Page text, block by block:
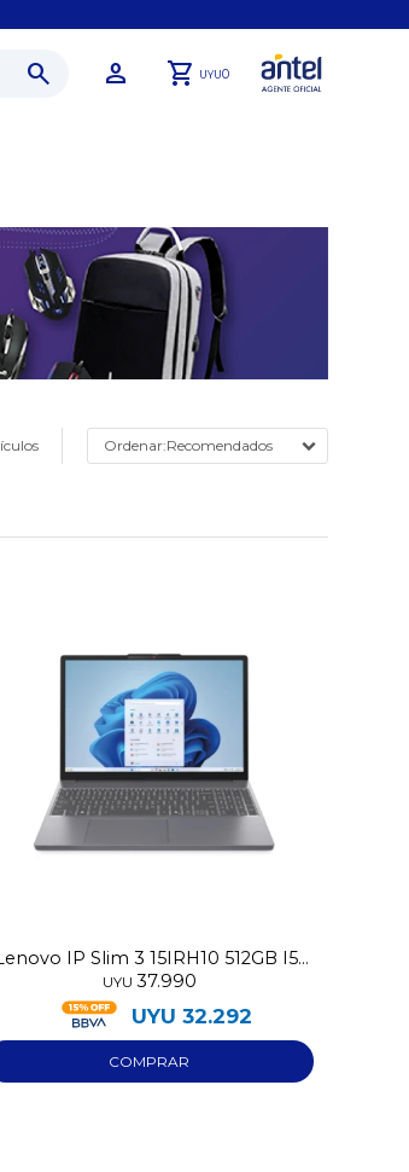
UYU0
Recomendados
IP Slim 3 15IRH10 512GB I5-
13420H 8GB RAM
UYU 37.990
UYU 32.292